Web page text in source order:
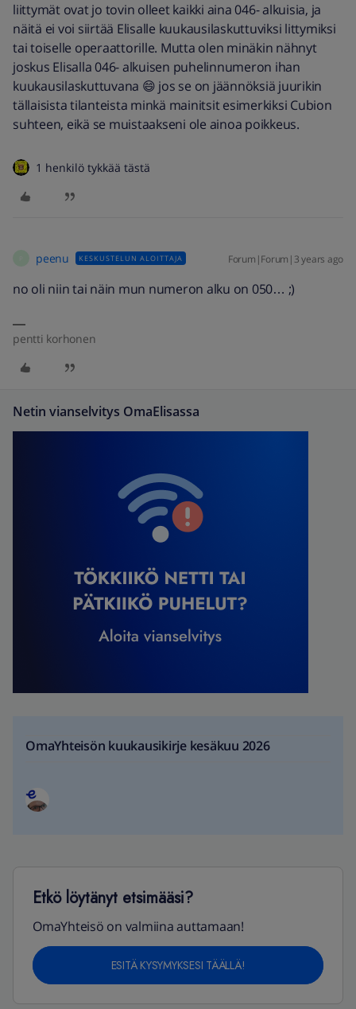
liittymät ovat jo tovin olleet kaikki aina 046- alkuisia, ja
näitä ei voi siirtää Elisalle kuukausilaskuttuviksi littymiksi
tai toiselle operaattorille. Mutta olen minäkin nähnyt
joskus Elisalla 046- alkuisen puhelinnumeron ihan
kuukausilaskuttuvana 😄 jos se on jäännöksiä juurikin
tällaisista tilanteista minkä mainitsit esimerkiksi Cubion
suhteen, eikä se muistaakseni ole ainoa poikkeus.
1 henkilö tykkää tästä
peenu KESKUSTELUN ALOITTAJA Forum|Forum|3 years ago
no oli niin tai näin mun numeron alku on 050… ;)
pentti korhonen
Netin vianselvitys OmaElisassa
OmaYhteisön kuukausikirje kesäkuu 2026
Etkö löytänyt etsimääsi?
OmaYhteisö on valmiina auttamaan!
ESITÄ KYSYMYKSESI TÄÄLLÄ!